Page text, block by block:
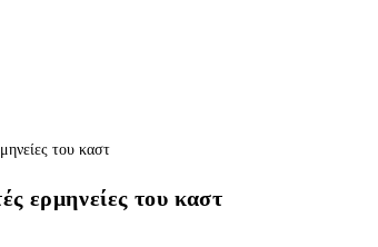
ερμηνείες του καστ